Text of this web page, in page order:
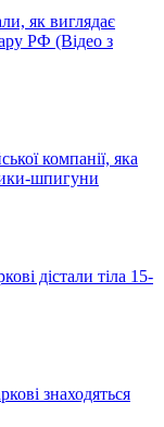
як виглядає
РФ (Відео з
компанії, яка
шпигуни
дістали тіла 15-
знаходяться